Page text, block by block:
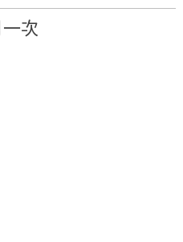
次